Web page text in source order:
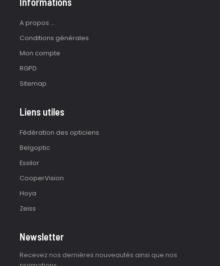
A propos ...
Conditions générales
Mon compte
RGPD
Sitemap
Liens utiles
Fédération des opticiens
Belgoptic
Essilor
CooperVision
Hoya
Zeiss
Newsletter
Recevez nos dernières nouveautés ainsi que nos